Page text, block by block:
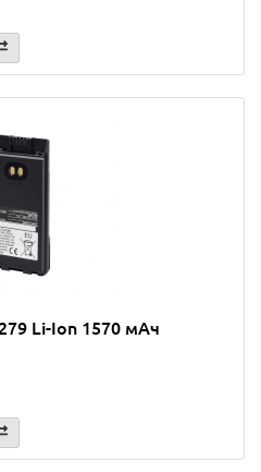
Li-Ion 1570 мАч